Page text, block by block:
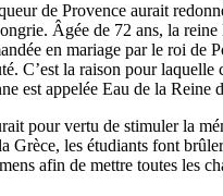
de Provence aurait
Âgée de 72 ans, la
en mariage par le roi de
C’est la raison pour laquelle
est appelée Eau de la Reine
pour vertu de stimuler la
Grèce, les étudiants font
afin de mettre toutes les